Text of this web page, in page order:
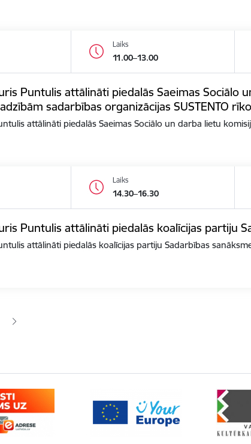
Laiks
11.00–13.00
Puntulis attālināti piedalās Saeimas Sociālo
sadarbības organizācijas SUSTENTO
attālināti piedalās Saeimas Sociālo un darba lietu
Laiks
14.30–16.30
Puntulis attālināti piedalās koalīcijas partiju
attālināti piedalās koalīcijas partiju Sadarbības